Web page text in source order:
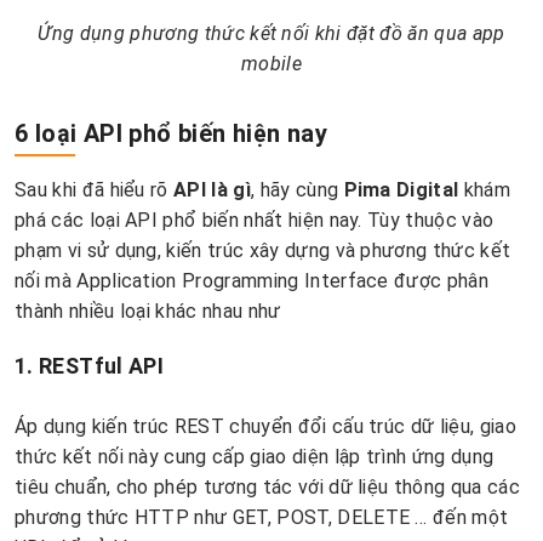
Ứng dụng phương thức kết nối khi đặt đồ ăn qua app
mobile
6 loại API phổ biến hiện nay
Sau khi đã hiểu rõAPI là gì, hãy cùng Pima Digital khám
phá các loại API phổ biến nhất hiện nay. Tùy thuộc vào
phạm vi sử dụng, kiến trúc xây dựng và phương thức kết
nối mà Application Programming Interface được phân
thành nhiều loại khác nhau như
1. RESTful API
Áp dụng kiến trúc REST chuyển đổi cấu trúc dữ liệu, giao
thức kết nối này cung cấp giao diện lập trình ứng dụng
tiêu chuẩn, cho phép tương tác với dữ liệu thông qua các
phương thức HTTP như GET, POST, DELETE … đến một